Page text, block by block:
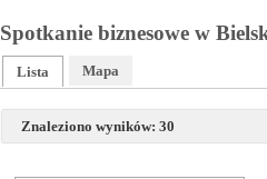
Spotkanie biznesowe w
Lista Mapa
Znaleziono wyników: 30